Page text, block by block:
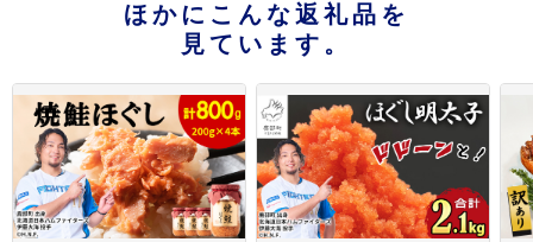
ほかにこんな返礼品を
見ています。